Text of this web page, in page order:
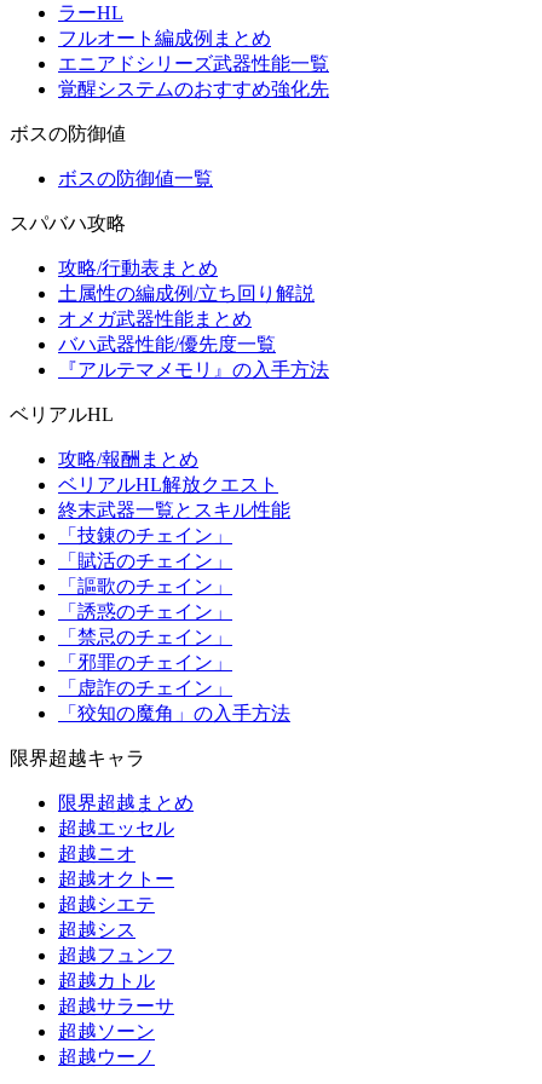
ラーHL
フルオート編成例まとめ
エニアドシリーズ武器性能一覧
覚醒システムのおすすめ強化先
ボスの防御値
ボスの防御値一覧
スパバハ攻略
攻略/行動表まとめ
土属性の編成例/立ち回り解説
オメガ武器性能まとめ
バハ武器性能/優先度一覧
『アルテマメモリ』の入手方法
ベリアルHL
攻略/報酬まとめ
ベリアルHL解放クエスト
終末武器一覧とスキル性能
「技錬のチェイン」
「賦活のチェイン」
「謳歌のチェイン」
「誘惑のチェイン」
「禁忌のチェイン」
「邪罪のチェイン」
「虚詐のチェイン」
「狡知の魔角」の入手方法
限界超越キャラ
限界超越まとめ
超越エッセル
超越ニオ
超越オクトー
超越シエテ
超越シス
超越フュンフ
超越カトル
超越サラーサ
超越ソーン
超越ウーノ